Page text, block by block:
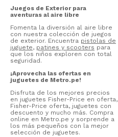
Juegos de Exterior para
aventuras al aire libre
Fomenta la diversión al aire libre
con nuestra colección de juegos
de exterior. Encuentra pistolas de
juguete, patines y scooters para
que los niños exploren con total
seguridad.
¡Aprovecha las ofertas en
juguetes de Metro.pe!
Disfruta de los mejores precios
en juguetes Fisher-Price en oferta,
Fisher-Price oferta, juguetes con
descuento y mucho más. Compra
online en Metro.pe y sorprende a
los más pequeños con la mejor
selección de juguetes.